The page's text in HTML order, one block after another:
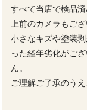
すべて当店で検品
上前のカメラもござ
小さなキズや塗装
った経年劣化がご
ん。
ご理解ご了承のう